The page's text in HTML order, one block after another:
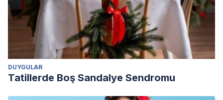
DUYGULAR
Tatillerde Boş Sandalye Sendromu